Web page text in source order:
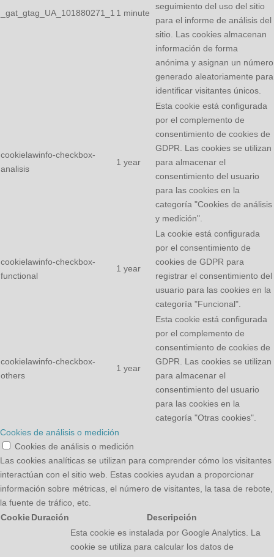
_gat_gtag_UA_101880271_1 1 minute
seguimiento del uso del sitio
para el informe de análisis del
sitio. Las cookies almacenan
información de forma
anónima y asignan un número
generado aleatoriamente para
identificar visitantes únicos.
cookielawinfo-checkbox-
analisis
1 year
Esta cookie está configurada
por el complemento de
consentimiento de cookies de
GDPR. Las cookies se utilizan
para almacenar el
consentimiento del usuario
para las cookies en la
categoría "Cookies de análisis
y medición".
cookielawinfo-checkbox-
functional
1 year
La cookie está configurada
por el consentimiento de
cookies de GDPR para
registrar el consentimiento del
usuario para las cookies en la
categoría "Funcional".
cookielawinfo-checkbox-
others
1 year
Esta cookie está configurada
por el complemento de
consentimiento de cookies de
GDPR. Las cookies se utilizan
para almacenar el
consentimiento del usuario
para las cookies en la
categoría "Otras cookies".
Cookies de análisis o medición
Cookies de análisis o medición
Las cookies analíticas se utilizan para comprender cómo los visitantes
interactúan con el sitio web. Estas cookies ayudan a proporcionar
información sobre métricas, el número de visitantes, la tasa de rebote,
la fuente de tráfico, etc.
CookieDuración
Descripción
Esta cookie es instalada por Google Analytics. La
cookie se utiliza para calcular los datos de